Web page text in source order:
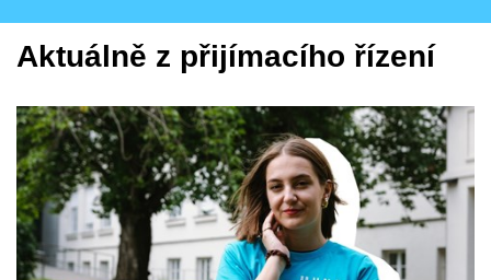
Aktuálně z přijímacího řízení